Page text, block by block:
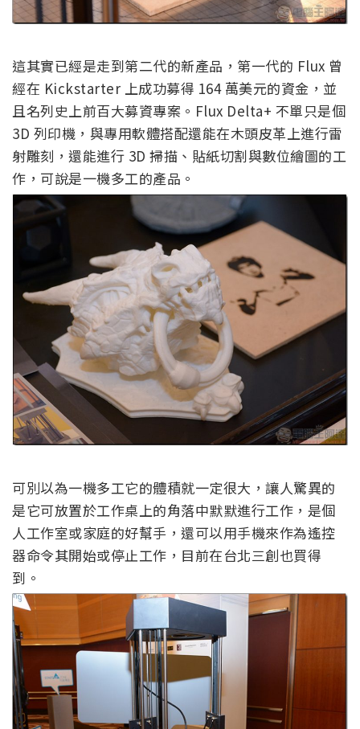
這其實已經是走到第二代的新產品，第一代的 Flux 曾
經在 Kickstarter 上成功募得 164 萬美元的資金，並
且名列史上前百大募資專案。Flux Delta+ 不單只是個
3D 列印機，與專用軟體搭配還能在木頭皮革上進行雷
射雕刻，還能進行 3D 掃描、貼紙切割與數位繪圖的工
作，可說是一機多工的產品。
可別以為一機多工它的體積就一定很大，讓人驚異的
是它可放置於工作桌上的角落中默默進行工作，是個
人工作室或家庭的好幫手，還可以用手機來作為遙控
器命令其開始或停止工作，目前在台北三創也買得
到。